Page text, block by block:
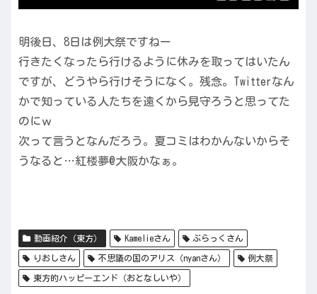
明後日、8日は例大祭ですねー
行きたくなったら行けるように休みを取ってはいたん
ですが、どうやら行けそうになく。残念。Twitterなん
かで知っている人たちを遠くから見守ろうと思ってた
のにｗ
次って言うとなんだろう。夏コミはわかんないからそ
うなると…紅楼夢@大阪かなぁ。
動画紹介（東方） Kamelieさん ぶらっくさん
りおしさん 不思議の国のアリス（nyanさん） 例大祭
東方的ハッピーエンド（おとなしいや）